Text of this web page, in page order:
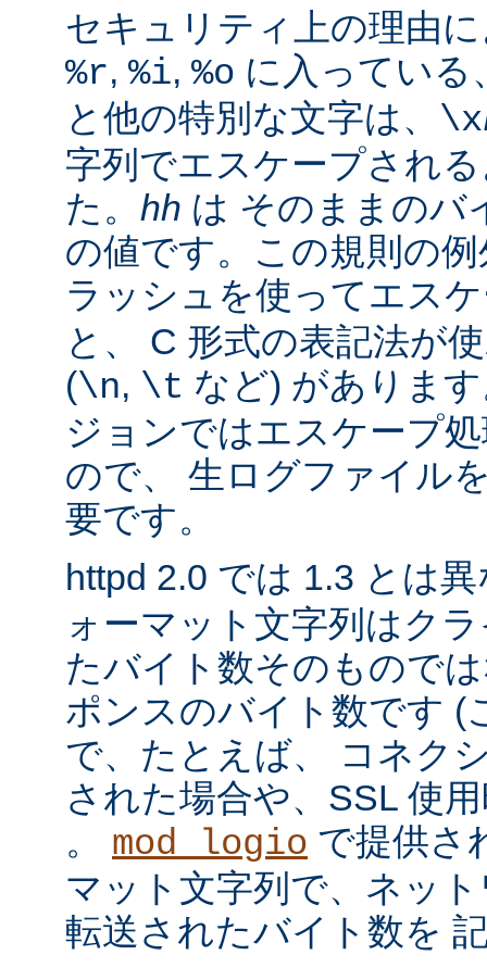
セキュリティ上の理由
%r, %i, %o に入っている
と他の特別な文字は、 \x
字列でエスケープされ
た。 hh は そのままのバ
の値です。この規則の
ラッシュを使ってエス
と、 C 形式の表記法が
(\n, \t など) がありま
ジョンではエスケープ
ので、 生ログファイル
要です。
httpd 2.0 では 1.3 とは
ォーマット文字列はク
たバイト数そのもので
ポンスのバイト数です (
で、たとえば、 コネク
された場合や、SSL 使
。 mod_logio で提供さ
マット文字列で、ネッ
転送されたバイト数を